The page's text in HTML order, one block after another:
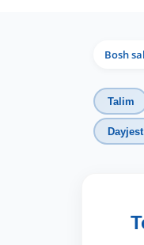
Bosh
Talim
Dayjest